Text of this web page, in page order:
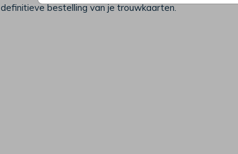
definitieve bestelling van je trouwkaarten.